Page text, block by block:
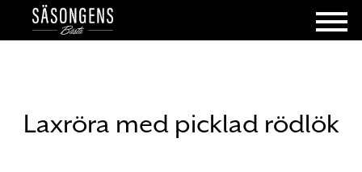
Laxröra med picklad rödlök